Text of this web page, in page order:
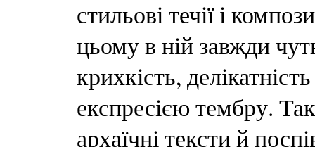
стильові течії і
цьому в ній завжди
крихкість,
експресією тембру.
архаїчні тексти й